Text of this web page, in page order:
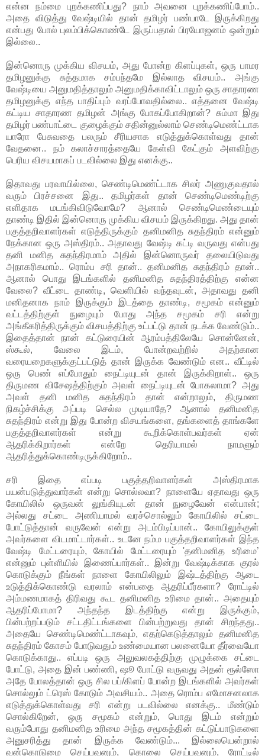
என்ன நம்மை புறக்கணிப்பது? நாம் அவனை புறக்கணிப்போம்..
அதை விடுத்து வேஷ்டியில் தான் தமிழர் பண்பாடே இருக்கிறது
என்பது போல் புலம்பிக்கொண்டே இருப்பதால் பிரயோஜனம் ஒன்றும்
இல்லை..
இன்னொரு முக்கிய விசயம், அது போன்ற கிளப்புகள், ஒரு பாமர
தமிழனுக்கு சுத்தமாக சம்பந்தமே இல்லாத விசயம்.. அங்கு
வேஷ்டியை அனுமதித்தாலும் அனுமதிக்காவிட்டாலும் ஒரு சாதாரண
தமிழனுக்கு எந்த பாதிப்பும் வரப்போவதில்லை.. எத்தனை வேஷ்டி
கட்டிய சாதாரண தமிழன் அங்கு போகப்போகிறான்? சும்மா இது
தமிழர் பண்பாட்டை குழைக்கும் சதின்னுல்லாம் செண்டிமெண்ட்டாக
யாரோ பேசுவதை பலரும் சீரியசாக எடுத்துக்கொள்வது தான்
வேதனை.. நம் கலாச்சாரத்தையே கேள்வி கேட்கும் அளவிற்கு
பெரிய விசயமாகப் படவில்லை இது எனக்கு..
இதாவது பரவாயில்லை, செண்டிமெண்ட்டாக சிலர் அணுகுவதால்
வரும் பிரச்சனை இது.. தமிழர்கள் தான் செண்டிமெண்டிற்கு
எளிதாக மடங்கிவிடுவோமே? ஆனால் செண்டிமெண்டையும்
தாண்டி இதில் இன்னொரு முக்கிய விசயம் இருக்கிறது. அது தான்
பகுத்தறிவாளர்கள் எடுத்திருக்கும் தனிமனித சுதந்திரம் என்னும்
நேக்கான ஒரு அஸ்திரம்.. அதாவது வேஷ்டி கட்டி வருவது என்பது
தனி மனித சுதந்திரமாம் அதில் இன்னொருவர் தலையிடுவது
அநாகரிகமாம்.. ரொம்ப சரி தான்.. தனிமனித சுதந்திரம் தான்..
ஆனால் பொது இடங்களில் தனிமனித சுதந்திரத்திற்கு என்ன
வேலை? வீட்டை தாண்டி, வெளியில் வந்தவுடன், அதாவது தனி
மனிதனாக நாம் இருக்கும் இடத்தை தாண்டி, சமூகம் என்னும்
வட்டத்திற்குள் நுழையும் போது அந்த சமூகம் சரி என்று
அங்கீகரித்திருக்கும் விசயத்திற்கு உட்பட்டு தான் நடக்க வேண்டும்..
இதைத்தான் நான் கட்டுரையின் ஆரம்பத்திலேயே சொன்னேன்,
ஸ்கூல், வேலை இடம், போன்றவற்றில் அதற்கான
வரையறைகளுக்குட்பட்டுத் தான் இருக்க வேண்டும் என.. வீட்டில்
ஒரு பெண் எப்போதும் நைட்டியுடன் தான் இருக்கிறாள்.. ஒரு
திருமண விசேஷத்திற்கும் அவள் நைட்டியுடன் போகலாமா? அது
அவள் தனி மனித சுதந்திரம் தான் என்றாலும், திருமண
நிகழ்ச்சிக்கு அப்படி செல்ல முடியாதே? ஆனால் தனிமனித
சுதந்திரம் என்று இது போன்ற விசயங்களை, தங்களைத் தாங்களே
பகுத்தறிவாளர்கள் என்று கூறிக்கொள்பவர்கள் ஏன்
ஆதரிக்கிறார்கள் என்றே தெரியாமல் நாமளும்
ஆதரித்துக்கொண்டிருக்கிறோம்..
சரி இதை எப்படி பகுத்தறிவாளர்கள் அஸ்திரமாக
பயன்படுத்துவார்கள் என்று சொல்லவா? நாளையே ஏதாவது ஒரு
கோயிலில் ஒருவன் லுங்கியுடன் தான் நுழைவேன் என்பான்;
அல்லது சட்டை அணியாமல் வரச்சொல்லும் கோயிலில் சட்டை
போட்டுத்தான் வருவேன் என்று அடம்பிடிப்பான்.. கோயிலுக்குள்
அவர்களை விடமாட்டார்கள்.. உடனே நம்ம பகுத்தறிவாளர்கள் இந்த
வேஷ்டி மேட்டரையும், கோயில் மேட்டரையும் 'தனிமனித உரிமை’
என்னும் புள்ளியில் இணைப்பார்கள்.. இன்று வேஷ்டிக்காக குரல்
கொடுக்கும் நீங்கள் நாளை கோயிலிலும் இஷ்டத்திற்கு ஆடை
உடுத்திக்கொண்டு வரலாம் என்பதை ஆதரிப்பீர்களா? ரோட்டில்
அம்மணமாகத் திரிவது கூட தனிமனித உரிமை தான்.. அதையும்
ஆதரிப்போமா? அந்தந்த இடத்திற்கு என்று இருக்கும்,
பின்பற்றப்படும் சட்டதிட்டங்களை பின்பற்றுவது தான் சிறந்தது..
அதையே செண்டிமெண்ட்டாகவும், எதற்கெடுத்தாலும் தனிமனித
சுதந்திரம் கோசம் போடுவதும் உண்மையான பலனையோ தீர்வையோ
கொடுக்காது.. எப்படி ஒரு அலுவலகத்திற்கு முழுக்கை சட்டை
போட்டு, அதை இன் பண்ணி, ஷூ போட்டு வருவது அதன் ரூல்ஸோ
அதே போலத்தான் ஒரு சில பப்/கிளப் போன்ற இடங்களில் அவர்கள்
சொல்லும் ட்ரெஸ் கோடும் அவசியம்.. அதை ரொம்ப எமோசனலாக
எடுத்துக்கொள்வது சரி என்று படவில்லை எனக்கு.. மீண்டும்
சொல்கிறேன், ஒரு சமூகம் என்றும், பொது இடம் என்றும்
வரும்போது தனிமனித உரிமை அந்த சமூகத்தின் கட்டுப்பாடுகளை
அனுசரித்து தான் இருக்க வேண்டும்... இல்லையென்றால்
வன்கொடுமை செய்பவனும், கொலை செய்பவனும், ரோட்டில்